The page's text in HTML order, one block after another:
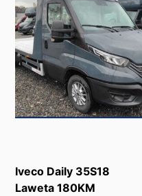
Iveco Daily 35S18
Laweta 180KM